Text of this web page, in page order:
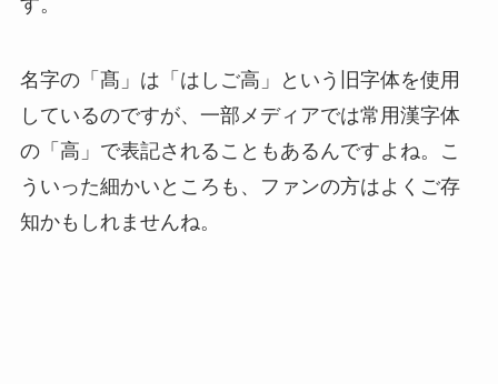
す。
名字の「髙」は「はしご高」という旧字体を使用
しているのですが、一部メディアでは常用漢字体
の「高」で表記されることもあるんですよね。こ
ういった細かいところも、ファンの方はよくご存
知かもしれませんね。